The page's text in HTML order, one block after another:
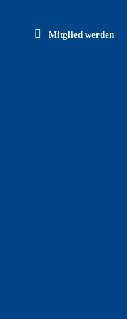
Mitglied werden